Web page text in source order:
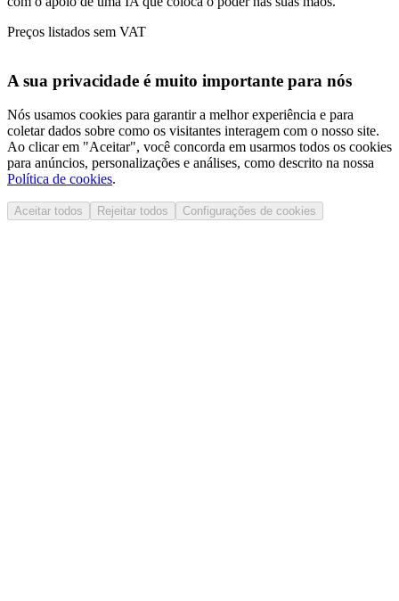
Preços listados sem VAT
A sua privacidade é muito importante para nós
Nós usamos cookies para garantir a melhor experiência e para
coletar dados sobre como os visitantes interagem com o nosso site.
Ao clicar em "Aceitar", você concorda em usarmos todos os cookies
para anúncios, personalizações e análises, como descrito na nossa
Política de cookies.
Aceitar todos Rejeitar todos Configurações de cookies